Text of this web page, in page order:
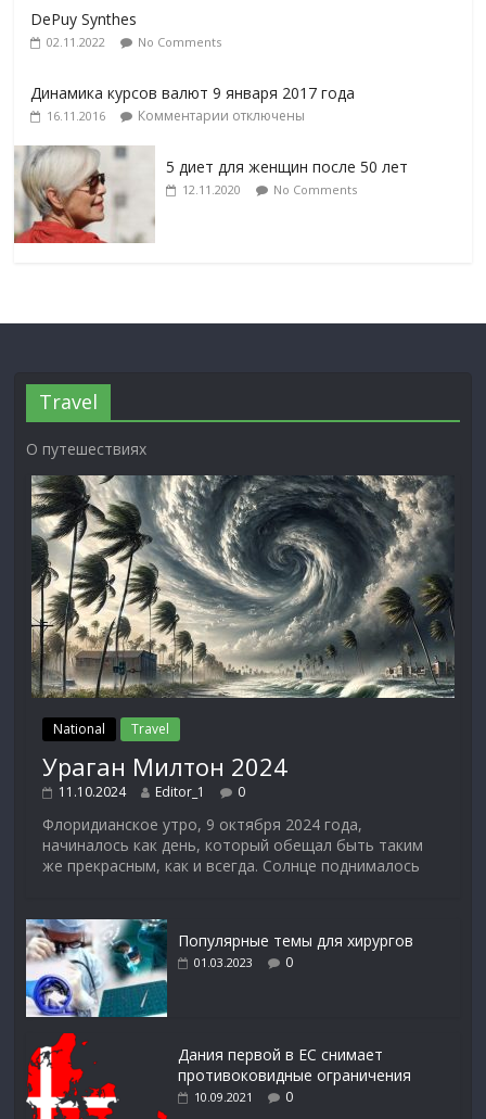
DePuy Synthes
02.11.2022 No Comments
Динамика курсов валют 9 января 2017 года
16.11.2016 Комментарии отключены
5 диет для женщин после 50 лет
12.11.2020 No Comments
Travel
О путешествиях
National Travel
Ураган Милтон 2024
11.10.2024 Editor_1 0
Флоридианское утро, 9 октября 2024 года,
начиналось как день, который обещал быть таким
же прекрасным, как и всегда. Солнце поднималось
Популярные темы для хирургов
01.03.2023 0
Дания первой в ЕС снимает
противоковидные ограничения
10.09.2021 0